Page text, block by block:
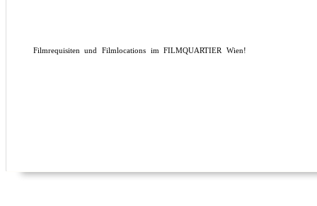
Filmrequisiten und Filmlocations im FILMQUARTIER Wien!